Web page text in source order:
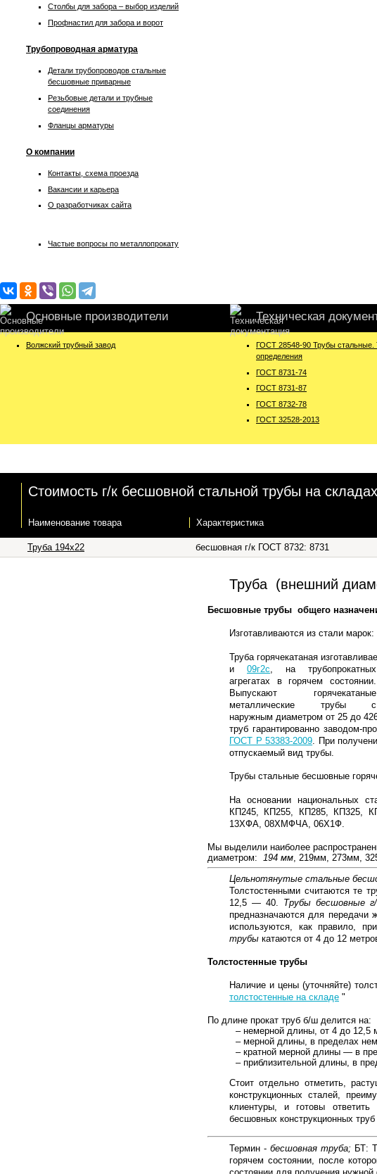
Столбы для забора – выбор изделий
Профнастил для забора и ворот
Трубопроводная арматура
Детали трубопроводов стальные
бесшовные приварные
Резьбовые детали и трубные
соединения
Фланцы арматуры
О компании
Контакты, схема проезда
Вакансии и карьера
О разработчиках сайта
Частые вопросы по металлопрокату
Основные производители Техническая
Волжский трубный завод
ГОСТ 28548-90 Трубы стальные.
определения
ГОСТ 8731-74
ГОСТ 8731-87
ГОСТ 8732-78
ГОСТ 32528-2013
Стоимость г/к бесшовной стальной трубы на складах
Наименование товара Характеристика
Труба 194х22 бесшовная г/к ГОСТ 8732: 8731
Труба (внешний
Бесшовные трубы общего
Изготавливаются из стали
Труба горячекатаная
и 09г2с , на трубопрокатных
агрегатах в горячем состоянии.
Выпускают горячекатаные
металлические трубы с
наружным диаметром от 25 до
труб гарантированно заводом-
ГОСТ Р 53383-2009 . При
отпускаемый вид трубы.
Трубы стальные бесшовные
На основании национальных
КП245, КП255, КП285, КП325,
13ХФА, 08ХМФЧА, 06Х1Ф.
Мы выделили наиболее
диаметром:
194 мм , 219мм, 273мм,
Цельнотянутые стальные
Толстостенными считаются те
12,5 — 40. Трубы бесшовные
предназначаются для передачи
используются, как правило,
трубы катаются от 4 до 12
Толстостенные трубы
Наличие и цены (уточняйте)
толстостенные на складе "
По длине прокат труб б/ш делится на:
– немерной длины, от 4 до 12,5
– мерной длины, в пределах
– кратной мерной длины — в
– приблизительной длины, в
Стоит отдельно отметить,
конструкционных сталей,
клиентуры, и готовы
бесшовных конструкционных труб
Термин - бесшовная труба; БТ:
горячем состоянии, после